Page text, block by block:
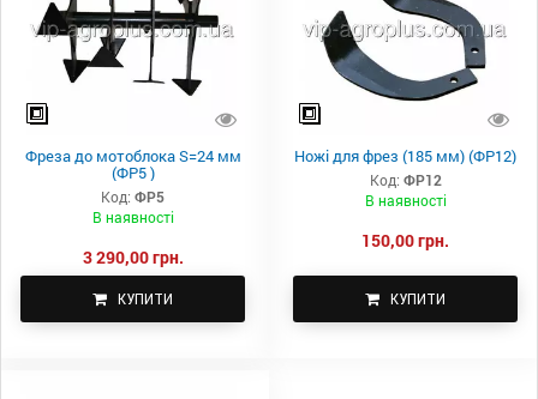
Фреза до мотоблока S=24 мм
(ФР5 )
Код: ФР5
В наявності
3 290,00 грн.
КУПИТИ
Ножі для фрез (185 мм) (ФР12)
Код: ФР12
В наявності
150,00 грн.
КУПИТИ